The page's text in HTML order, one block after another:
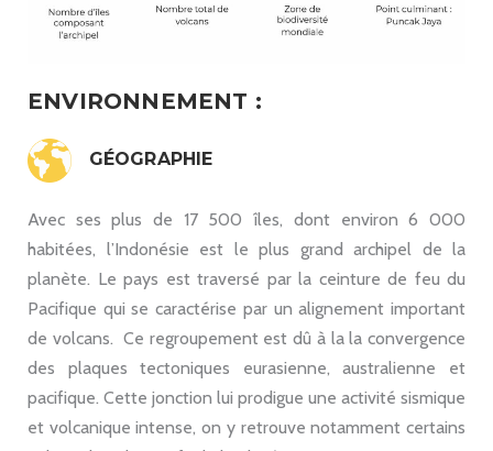
ENVIRONNEMENT :
GÉOGRAPHIE
Avec ses plus de 17 500 îles, dont environ 6 000
habitées, l’Indonésie est le plus grand archipel de la
planète. Le pays est traversé par la ceinture de feu du
Pacifique qui se caractérise par un alignement important
de volcans. Ce regroupement est dû à la la convergence
des plaques tectoniques eurasienne, australienne et
pacifique. Cette jonction lui prodigue une activité sismique
et volcanique intense, on y retrouve notamment certains